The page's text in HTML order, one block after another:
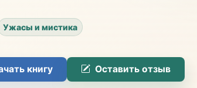
Ужасы и мистика
книгу Оставить отзыв